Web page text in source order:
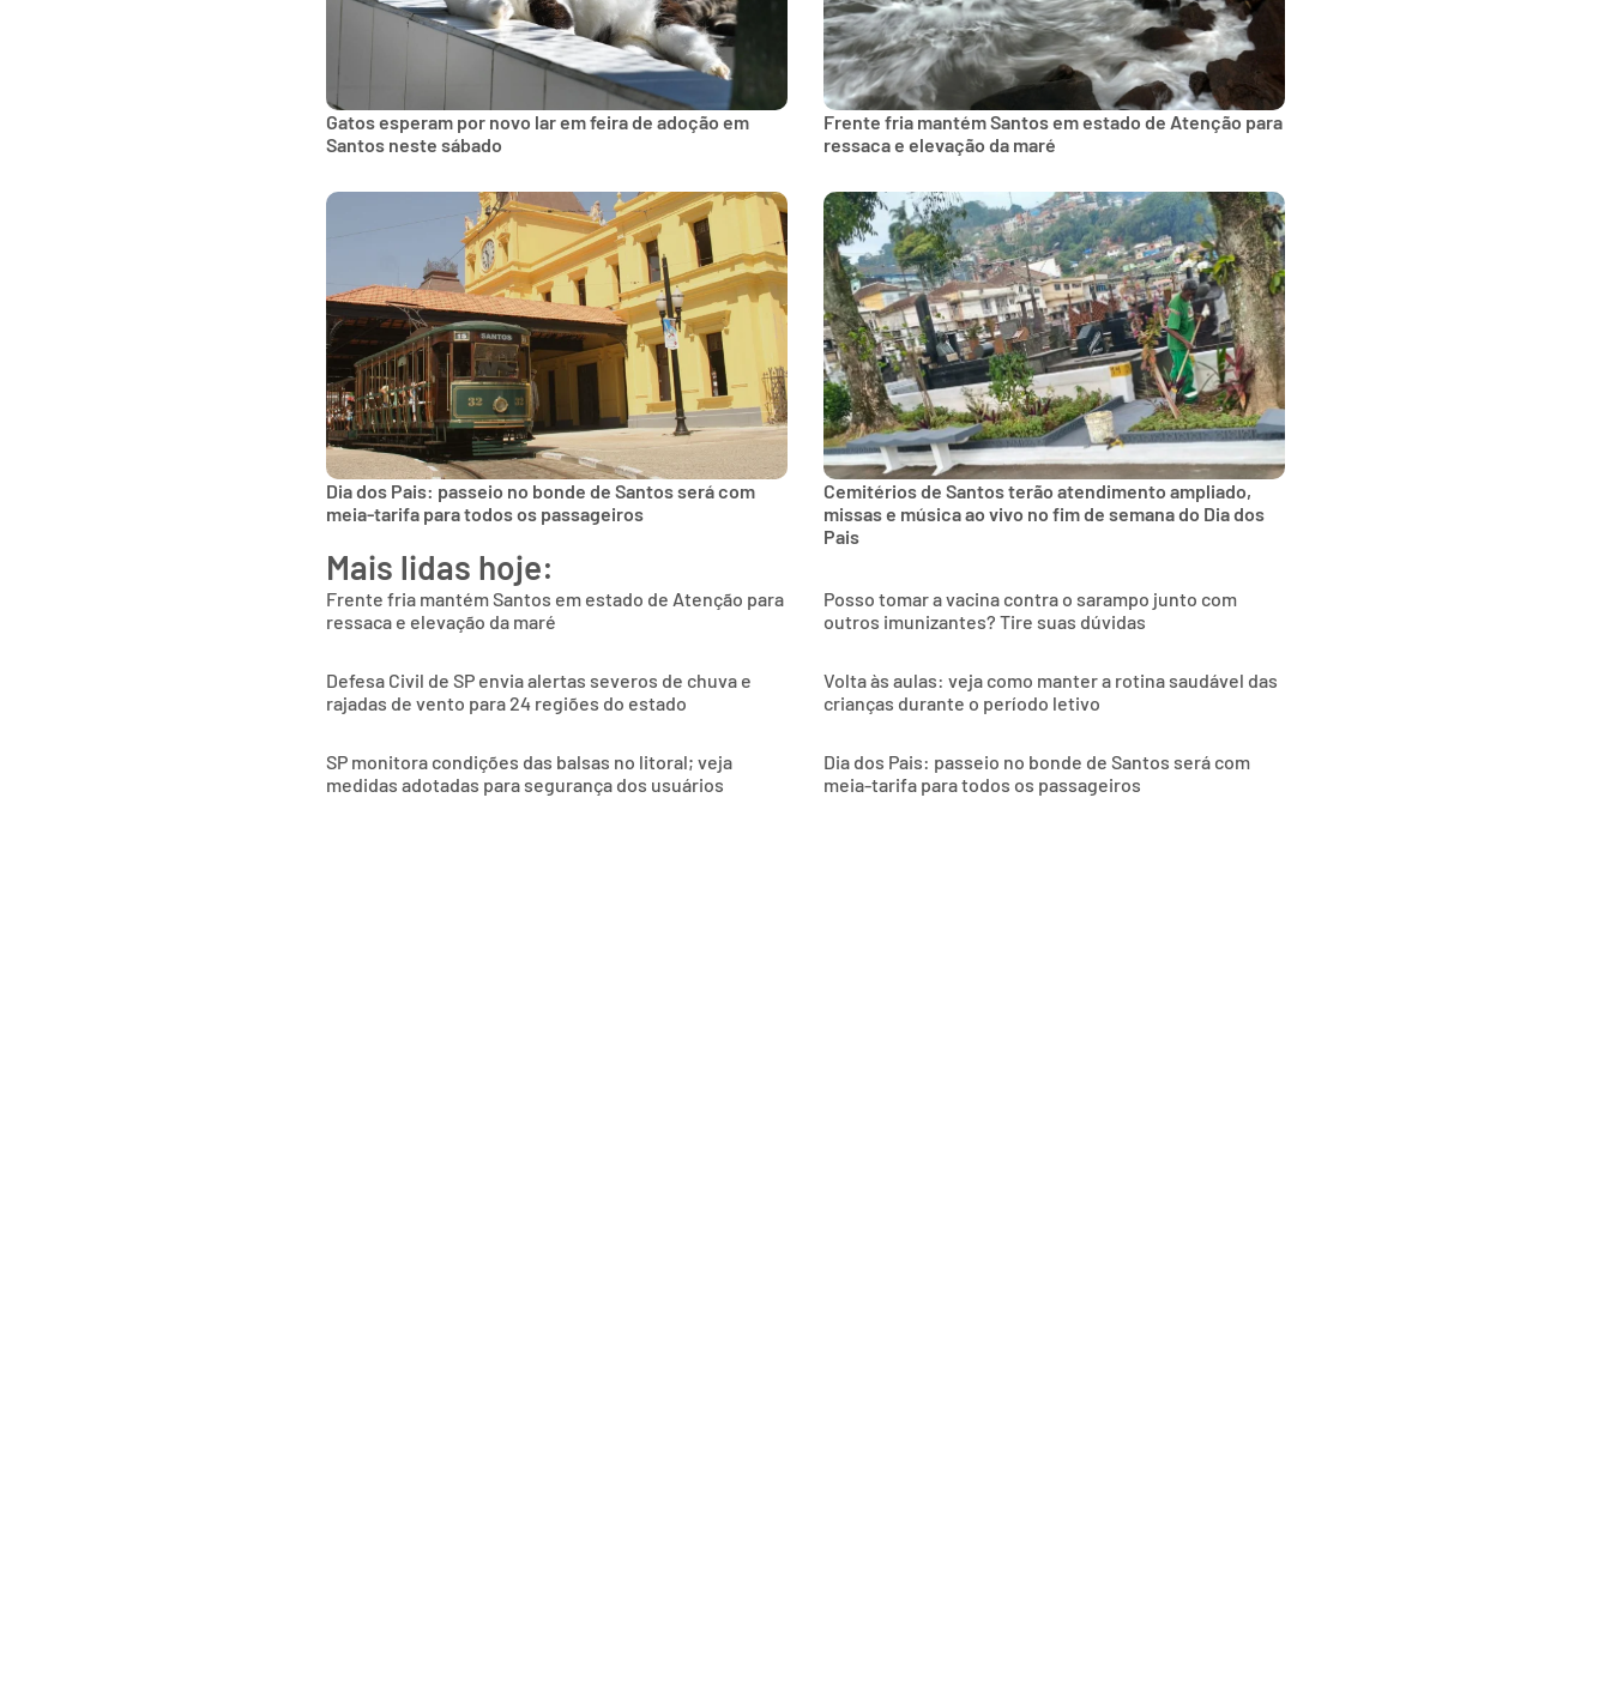
Gatos esperam por novo lar em feira de adoção em
Santos neste sábado
Frente fria mantém Santos em estado de Atenção para
ressaca e elevação da maré
Dia dos Pais: passeio no bonde de Santos será com
meia-tarifa para todos os passageiros
Cemitérios de Santos terão atendimento ampliado,
missas e música ao vivo no fim de semana do Dia dos
Pais
Mais lidas hoje:
Frente fria mantém Santos em estado de Atenção para
ressaca e elevação da maré
Posso tomar a vacina contra o sarampo junto com
outros imunizantes? Tire suas dúvidas
Defesa Civil de SP envia alertas severos de chuva e
rajadas de vento para 24 regiões do estado
Volta às aulas: veja como manter a rotina saudável das
crianças durante o período letivo
SP monitora condições das balsas no litoral; veja
medidas adotadas para segurança dos usuários
Dia dos Pais: passeio no bonde de Santos será com
meia-tarifa para todos os passageiros